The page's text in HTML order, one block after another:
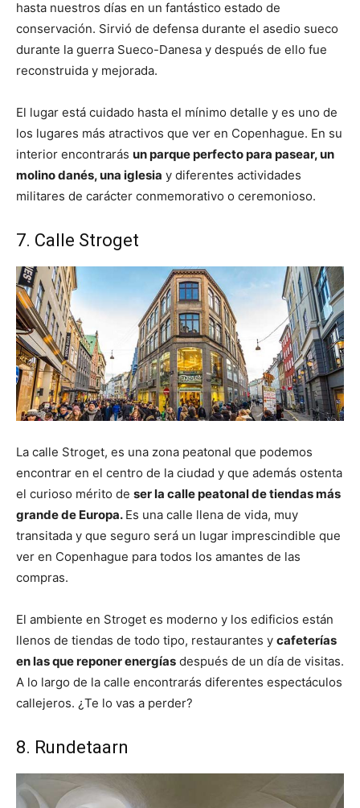
hasta nuestros días en un fantástico estado de
conservación. Sirvió de defensa durante el asedio sueco
durante la guerra Sueco-Danesa y después de ello fue
reconstruida y mejorada.
El lugar está cuidado hasta el mínimo detalle y es uno de
los lugares más atractivos que ver en Copenhague. En su
interior encontrarás un parque perfecto para pasear, un
molino danés, una iglesia y diferentes actividades
militares de carácter conmemorativo o ceremonioso.
7. Calle Stroget
La calle Stroget, es una zona peatonal que podemos
encontrar en el centro de la ciudad y que además ostenta
el curioso mérito de ser la calle peatonal de tiendas más
grande de Europa. Es una calle llena de vida, muy
transitada y que seguro será un lugar imprescindible que
ver en Copenhague para todos los amantes de las
compras.
El ambiente en Stroget es moderno y los edificios están
llenos de tiendas de todo tipo, restaurantes y cafeterías
en las que reponer energías después de un día de visitas.
A lo largo de la calle encontrarás diferentes espectáculos
callejeros. ¿Te lo vas a perder?
8. Rundetaarn